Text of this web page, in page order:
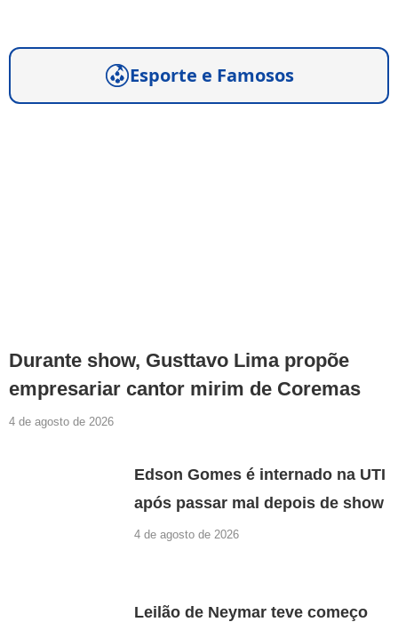
Esporte e Famosos
Durante show, Gusttavo Lima propõe
empresariar cantor mirim de Coremas
4 de agosto de 2026
Edson Gomes é internado na UTI
após passar mal depois de show
4 de agosto de 2026
Leilão de Neymar teve começo